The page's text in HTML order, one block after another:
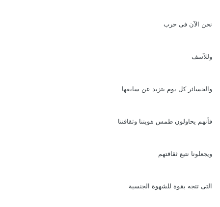
نحن الآن فى حرب
وللآسف
والخسائر كل يوم بتزيد عن سابقها
فأنهم يحاولون طمس هويتنا وثقافتنا
ويجعلونا نتبع ثقافتهم
التى تتجه بقوة للشهوة الجنسية